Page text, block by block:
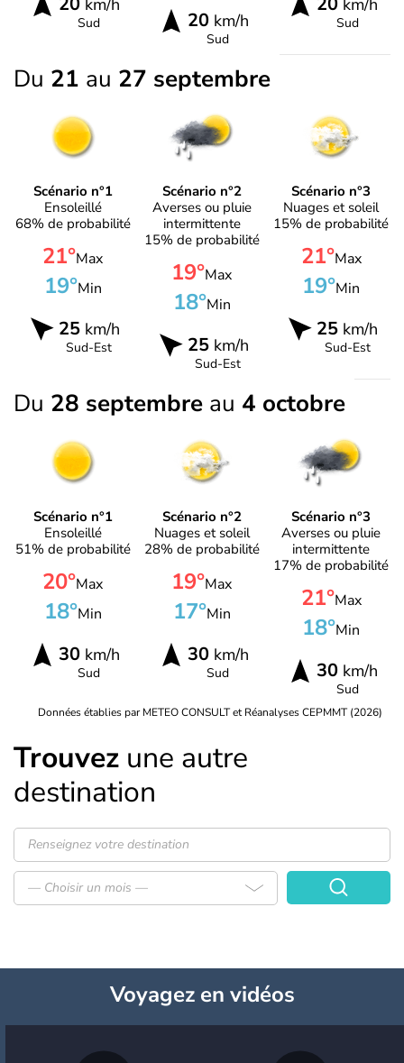
Sud 20km/h
Sud
Sud
Du 21 au 27 septembre
Scénario n°1
Ensoleillé
68% de probabilité
21°Max
19°Min
25km/h
Sud-Est
Scénario n°2
Averses ou pluie
intermittente
15% de probabilité
19°Max
18°Min
25km/h
Sud-Est
Scénario n°3
Nuages et soleil
15% de probabilité
21°Max
19°Min
25 km/h
Sud-Est
Du 28 septembre au 4 octobre
Scénario n°1
Ensoleillé
51% de probabilité
20°Max
18°Min
30km/h
Sud
Scénario n°2
Nuages et soleil
28% de probabilité
19°Max
17°Min
30km/h
Sud
Scénario n°3
Averses ou pluie
intermittente
17% de probabilité
21°Max
18°Min
30 km/h
Sud
Données établies par METEO CONSULT et Réanalyses CEPMMT (2026)
Trouvez une autre
destination
— Choisir un mois —
Voyagezen vidéos